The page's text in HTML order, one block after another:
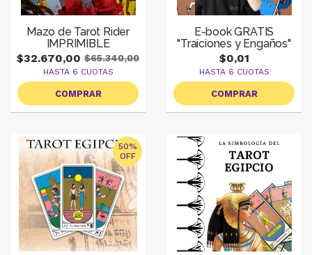
Mazo de Tarot Rider
IMPRIMIBLE
$32.670,00 $65.340,00
HASTA 6 CUOTAS
COMPRAR
E-book GRATIS
"Traiciones y Engaños"
$0,01
HASTA 6 CUOTAS
COMPRAR
50%
OFF